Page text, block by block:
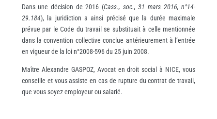
Dans une décision de 2016 (Cass., soc., 31 mars 2016, n°14-
29.184), la juridiction a ainsi précisé que la durée maximale
prévue par le Code du travail se substituait à celle mentionnée
dans la convention collective conclue antérieurement à l’entrée
en vigueur de la loi n°2008-596 du 25 juin 2008.
Maître Alexandre GASPOZ, Avocat en droit social à NICE, vous
conseille et vous assiste en cas de rupture du contrat de travail,
que vous soyez employeur ou salarié.